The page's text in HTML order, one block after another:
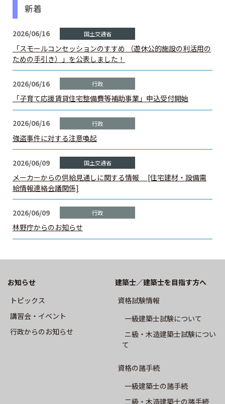
書籍等の購⼊
⽀部・委員会
関連団体
賛助・特別会員
建築士を探そう
カレンダー
CPD制度
会員専用
会報誌SALON
建築士業務に関する賠償責任保険
新着
2026/06/16
「スモールコンセッションのすすめ （遊休公的施設の利活用の
ための手引き）」を公表しました！
2026/06/16
「子育て応援賃貸住宅整備費等補助事業」申込受付開始
2026/06/16
強盗事件に対する注意喚起
2026/06/09
メーカーからの供給見通しに関する情報 [住宅建材・設備需
給情報連絡会議関係]
2026/06/09
林野庁からのお知らせ
お知らせ
トピックス
講習会・イベント
⾏政からのお知らせ
建築士／建築士を目指す方へ
資格試験情報
⼀級建築⼠試験について
ニ級・⽊造建築⼠試験につい
て
資格の諸手続
一級建築士の諸手続
二級・木造建築士の諸手続